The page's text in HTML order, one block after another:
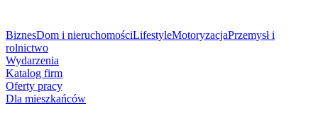
BiznesDom i nieruchomościLifestyleMotoryzacjaPrzemysł i
rolnictwo
Wydarzenia
Katalog firm
Oferty pracy
Dla mieszkańców